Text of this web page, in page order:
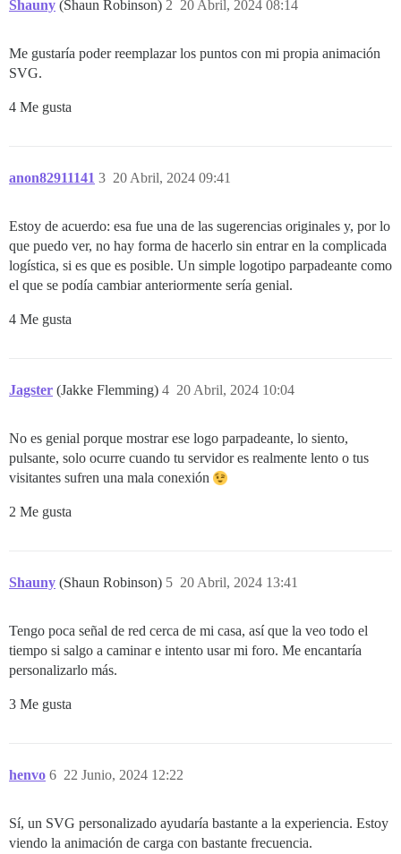
Shauny (Shaun Robinson) 20 Abril, 2024 08:14
2
Me gustaría poder reemplazar los puntos con mi propia animación
SVG.
4 Me gusta
anon82911141 20 Abril, 2024 09:41
3
Estoy de acuerdo: esa fue una de las sugerencias originales y, por lo
que puedo ver, no hay forma de hacerlo sin entrar en la complicada
logística, si es que es posible. Un simple logotipo parpadeante como
el que se podía cambiar anteriormente sería genial.
4 Me gusta
Jagster (Jakke Flemming) 20 Abril, 2024 10:04
4
No es genial porque mostrar ese logo parpadeante, lo siento,
pulsante, solo ocurre cuando tu servidor es realmente lento o tus
visitantes sufren una mala conexión
2 Me gusta
Shauny (Shaun Robinson) 20 Abril, 2024 13:41
5
Tengo poca señal de red cerca de mi casa, así que la veo todo el
tiempo si salgo a caminar e intento usar mi foro. Me encantaría
personalizarlo más.
3 Me gusta
henvo 22 Junio, 2024 12:22
6
Sí, un SVG personalizado ayudaría bastante a la experiencia. Estoy
viendo la animación de carga con bastante frecuencia.